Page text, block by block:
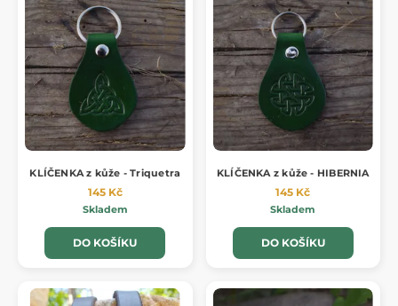
KLÍČENKA z kůže - Triquetra
145 Kč
Skladem
DO KOŠÍKU
KLÍČENKA z kůže - HIBERNIA
145 Kč
Skladem
DO KOŠÍKU